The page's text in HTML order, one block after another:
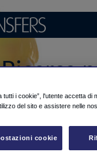
Ricerca
tutti i cookie”, l'utente accetta
del sito e assistere nelle
cookie